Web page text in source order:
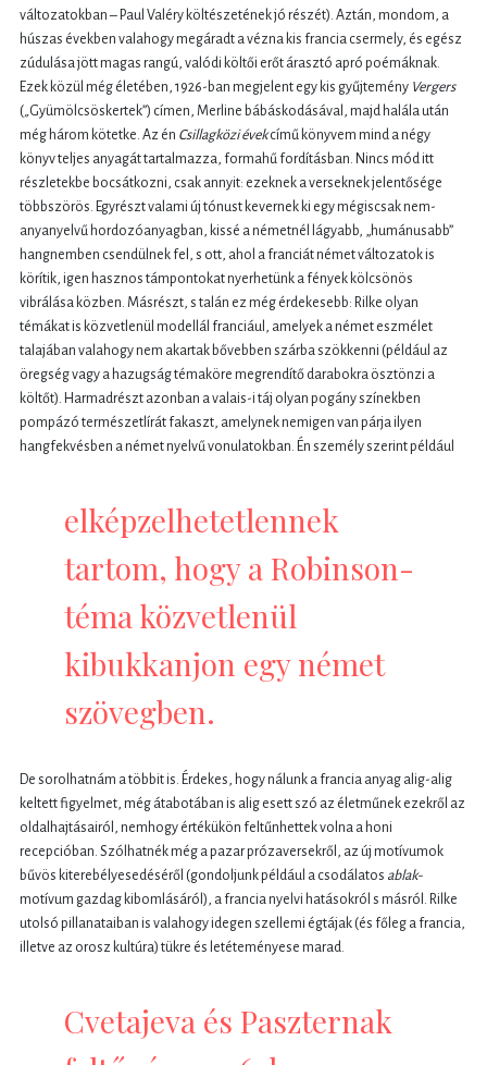
változatokban – Paul Valéry költészetének jó részét). Aztán, mondom, a
húszas években valahogy megáradt a vézna kis francia csermely, és egész
zúdulása jött magas rangú, valódi költői erőt árasztó apró poémáknak.
Ezek közül még életében, 1926-ban megjelent egy kis gyűjtemény Vergers
( Gyümölcsöskertek”) címen, Merline bábáskodásával, majd halála után
még három kötetke. Az én Csillagközi évekcímű könyvem mind a négy
könyv teljes anyagát tartalmazza, formahű fordításban. Nincs mód itt
részletekbe bocsátkozni, csak annyit: ezeknek a verseknek jelentősége
többszörös. Egyrészt valami új tónust kevernek ki egy mégiscsak nem-
anyanyelvű hordozóanyagban, kissé a németnél lágyabb, „humánusabb”
hangnemben csendülnek fel, s ott, ahol a franciát német változatok is
körítik, igen hasznos támpontokat nyerhetünk a fények kölcsönös
vibrálása közben. Másrészt, s talán ez még érdekesebb: Rilke olyan
témákat is közvetlenül modellál franciául, amelyek a német eszmélet
talajában valahogy nem akartak bővebben szárba szökkenni (például az
öregség vagy a hazugság témaköre megrendítő darabokra ösztönzi a
költőt). Harmadrészt azonban a valais-i táj olyan pogány színekben
pompázó természetlírát fakaszt, amelynek nemigen van párja ilyen
hangfekvésben a német nyelvű vonulatokban. Én személy szerint például
elképzelhetetlennek
tartom, hogy a Robinson-
téma közvetlenül
kibukkanjon egy német
szövegben.
De sorolhatnám a többit is. Érdekes, hogy nálunk a francia anyag alig-alig
keltett figyelmet, még átabotában is alig esett szó az életműnek ezekről az
oldalhajtásairól, nemhogy értékükön feltűnhettek volna a honi
recepcióban. Szólhatnék még a pazar prózaversekről, az új motívumok
bűvös kiterebélyesedéséről (gondoljunk például a csodálatos ablak-
motívum gazdag kibomlásáról), a francia nyelvi hatásokról s másról. Rilke
utolsó pillanataiban is valahogy idegen szellemi égtájak (és főleg a francia,
illetve az orosz kultúra) tükre és letéteményese marad.
Cvetajeva és Paszternak